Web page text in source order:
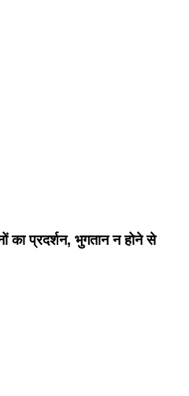
का प्रदर्शन, भुगतान न होने से